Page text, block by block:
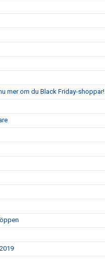
mer om du Black Friday-shoppar!